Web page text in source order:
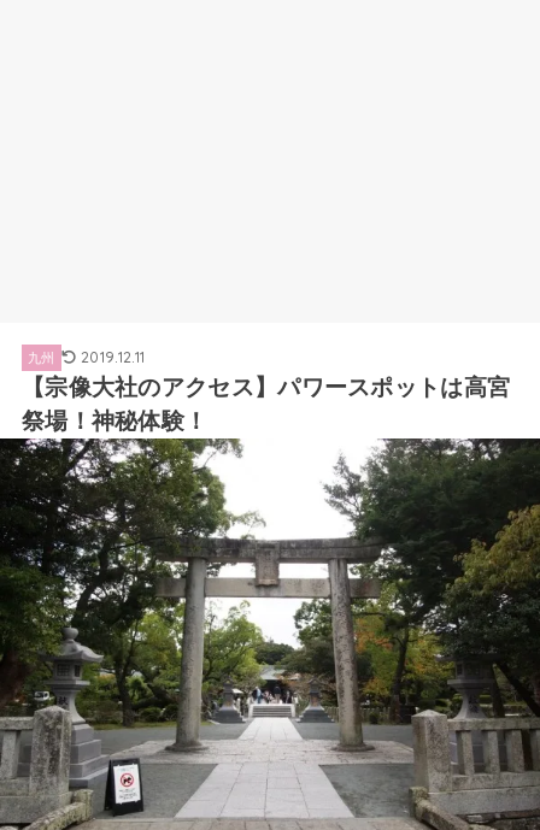
九州 2019.12.11
【宗像大社のアクセス】パワースポットは高宮
祭場！神秘体験！